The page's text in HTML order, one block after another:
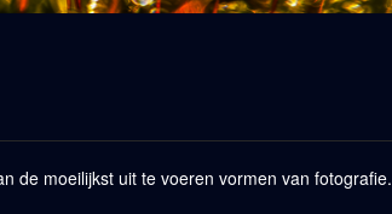
de moeilijkst uit te voeren vormen van fotografie.